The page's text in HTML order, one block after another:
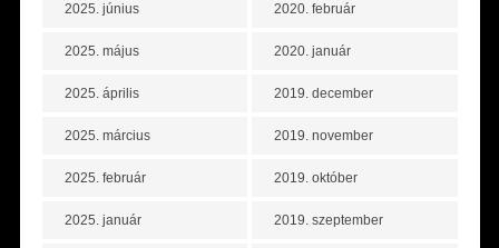
2025. június
2025. május
2025. április
2025. március
2025. február
2025. január
2020. február
2020. január
2019. december
2019. november
2019. október
2019. szeptember